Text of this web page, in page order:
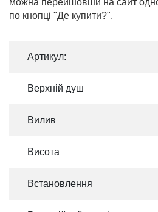
можна перейшовши на сайт
по кнопці "Де купити?".
Артикул:
Верхній душ
Вилив
Висота
Встановлення